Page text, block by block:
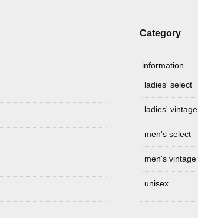
Category
information
ladies' select
ladies' vintage
men's select
men's vintage
unisex